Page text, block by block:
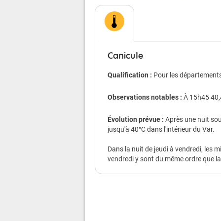
Conséquences possibles
Chacun d'entre nous est menacé,
Le danger est plus grand pour les
atteintes de maladie chronique ou
personnes isolées.
Chez les sportifs et les personnes
Veillez aussi sur les enfants.
Les symptômes d'un coup de
40°C, une peau chaude, rouge et
Canicule
Qualification : Pour les
Observations notables : À 15h45
Évolution prévue : Après une nuit
jusqu'à 40°C dans l'intérieur du Var.
Dans la nuit de jeudi à vendredi, les
vendredi y sont du même ordre que